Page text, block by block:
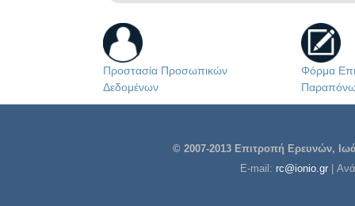
Προστασία Προσωπικών
Δεδομένων
Φόρμα
© 2007-2013 Επιτροπή Ερευνών,
E-mail: rc@ionio.gr|